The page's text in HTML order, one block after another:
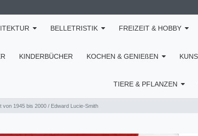
BELLETRISTIK FREIZEIT & HOBBY
KINDERBÜCHER KOCHEN & GENIEßEN
TIERE & PFLANZEN
von 1945 bis 2000 / Edward Lucie-Smith